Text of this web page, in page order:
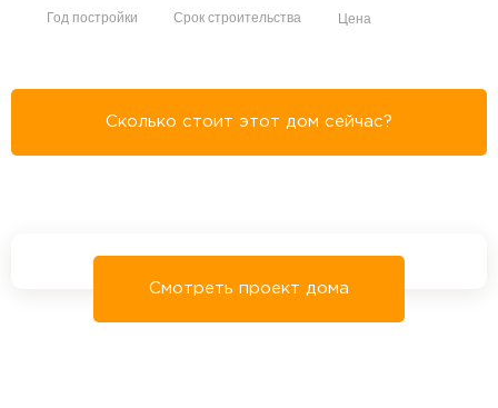
Год постройки Срок строительства Цена
Сколько стоит этот дом сейчас?
Смотреть проект дома